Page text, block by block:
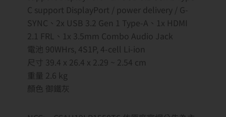
C support DisplayPort / power delivery / G-
SYNC、2x USB 3.2 Gen 1 Type-A、1x HDMI
2.1 FRL、1x 3.5mm Combo Audio Jack
電池 90WHrs, 4S1P, 4-cell Li-ion
尺寸 39.4 x 26.4 x 2.29 ~ 2.54 cm
重量 2.6 kg
顏色 御鐵灰